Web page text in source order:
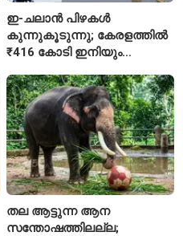
ഇ-ചലാൻ പിഴകൾ
കുന്നുകൂടുന്നു; കേരളത്തിൽ
₹416 കോടി ഇനിയും
തല ആട്ടുന്ന ആന
സന്തോഷത്തിലല്ല;